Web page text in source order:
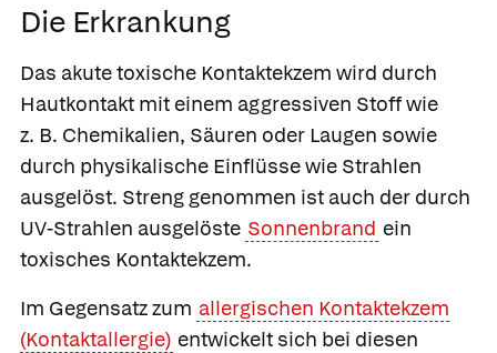
Die Erkrankung
Das akute toxische Kontaktekzem wird durch
Hautkontakt mit einem aggressiven Stoff wie
z. B. Chemikalien, Säuren oder Laugen sowie
durch physikalische Einflüsse wie Strahlen
ausgelöst. Streng genommen ist auch der durch
UV-Strahlen ausgelöste Sonnenbrand ein
toxisches Kontaktekzem.
Im Gegensatz zum allergischen Kontaktekzem
(Kontaktallergie) entwickelt sich bei diesen